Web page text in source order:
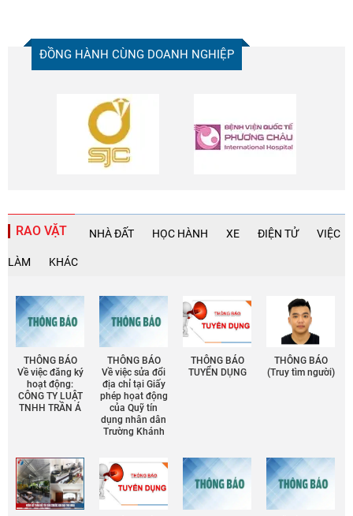
ĐỒNG HÀNH CÙNG DOANH NGHIỆP
RAO VẶT NHÀ ĐẤT HỌC HÀNH XE ĐIỆN TỬ VIỆC
LÀM KHÁC
THÔNG BÁO
Về việc đăng ký
hoạt động:
CÔNG TY LUẬT
TNHH TRẦN Á
THÔNG BÁO
Về việc sửa đổi
địa chỉ tại Giấy
phép họat động
của Quỹ tín
dụng nhân dân
Trường Khánh
THÔNG BÁO
TUYỂN DỤNG
THÔNG BÁO
(Truy tìm người)